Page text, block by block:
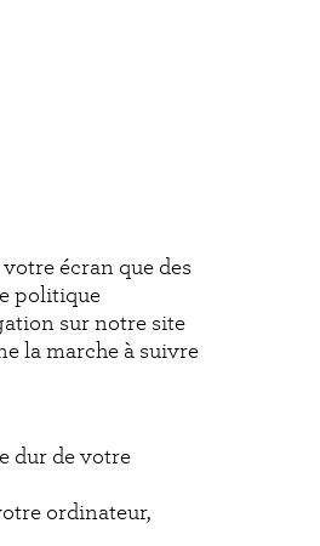
écran que des
politique
sur notre site
la marche à suivre
dur de votre
ordinateur,